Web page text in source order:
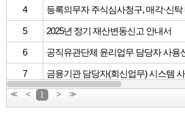
4 등록의무자 주식심사청구, 매각·신탁
5 2025년 정기 재산변동신고 안내서
6 공직유관단체 윤리업무 담당자 사용
7 금융기관 담당자(회신업무) 시스템
<< < 1 > >>